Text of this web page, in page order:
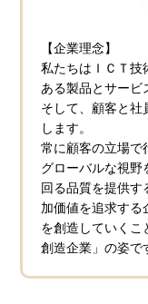
【企業理念】
私たちはＩＣＴ技
ある製品とサービ
そして、顧客と社
します。
常に顧客の立場で
グローバルな視野
回る品質を提供す
加価値を追求する
を創造していくこ
創造企業」の姿で